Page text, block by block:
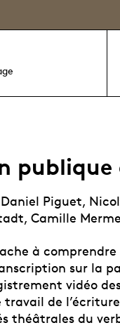
Piguet,
Camille
à
sur la
vidéo
travail de
théâtrales du